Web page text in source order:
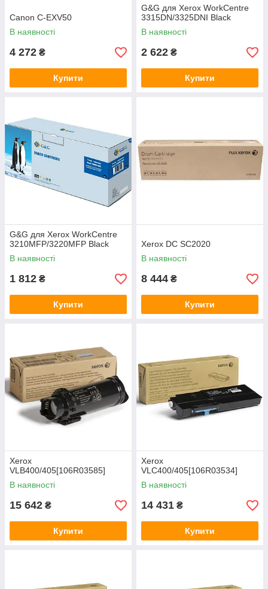
Canon C-EXV50
В наявності
4 272 ₴
Купити
G&G для Xerox WorkCentre
3315DN/3325DNI Black
В наявності
2 622 ₴
Купити
G&G для Xerox WorkCentre
3210MFP/3220MFP Black
В наявності
1 812 ₴
Купити
Xerox DC SC2020
В наявності
8 444 ₴
Купити
Xerox
VLB400/405[106R03585]
В наявності
15 642 ₴
Купити
Xerox
VLC400/405[106R03534]
В наявності
14 431 ₴
Купити